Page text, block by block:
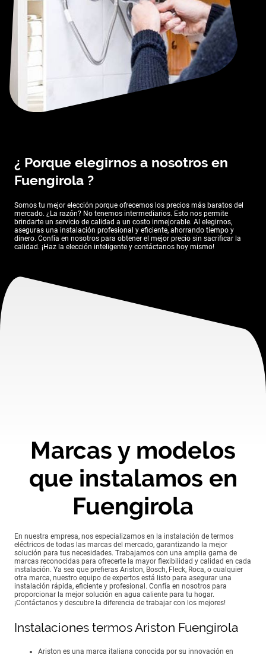
¿ Porque elegirnos a nosotros en
Fuengirola ?
Somos tu mejor elección porque ofrecemos los precios más baratos del
mercado. ¿La razón? No tenemos intermediarios. Esto nos permite
brindarte un servicio de calidad a un costo inmejorable. Al elegirnos,
aseguras una instalación profesional y eficiente, ahorrando tiempo y
dinero. Confía en nosotros para obtener el mejor precio sin sacrificar la
calidad. ¡Haz la elección inteligente y contáctanos hoy mismo!
Marcas y modelos
que instalamos en
Fuengirola
En nuestra empresa, nos especializamos en la instalación de termos
eléctricos de todas las marcas del mercado, garantizando la mejor
solución para tus necesidades. Trabajamos con una amplia gama de
marcas reconocidas para ofrecerte la mayor flexibilidad y calidad en cada
instalación. Ya sea que prefieras Ariston, Bosch, Fleck, Roca, o cualquier
otra marca, nuestro equipo de expertos está listo para asegurar una
instalación rápida, eficiente y profesional. Confía en nosotros para
proporcionar la mejor solución en agua caliente para tu hogar.
¡Contáctanos y descubre la diferencia de trabajar con los mejores!
Instalaciones termos Ariston Fuengirola
Ariston es una marca italiana conocida por su innovación en